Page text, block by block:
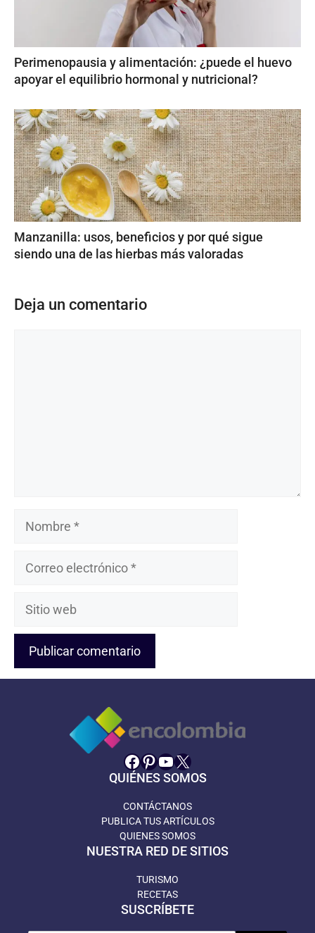
Perimenopausia y alimentación: ¿puede el huevo
apoyar el equilibrio hormonal y nutricional?
Manzanilla: usos, beneficios y por qué sigue
siendo una de las hierbas más valoradas
Deja un comentario
Nombre
Sitio
Facebook
Pinterest
YouTube
X
QUIÉNES SOMOS
CONTÁCTANOS
PUBLICA TUS ARTÍCULOS
QUIENES SOMOS
NUESTRA RED DE SITIOS
TURISMO
RECETAS
SUSCRÍBETE